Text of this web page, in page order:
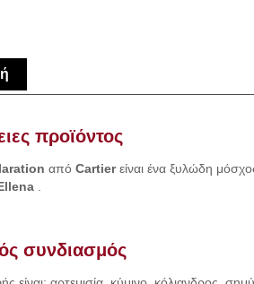
προϊόντος
από Cartierείναι ένα ξυλώδη
συνδιασμός